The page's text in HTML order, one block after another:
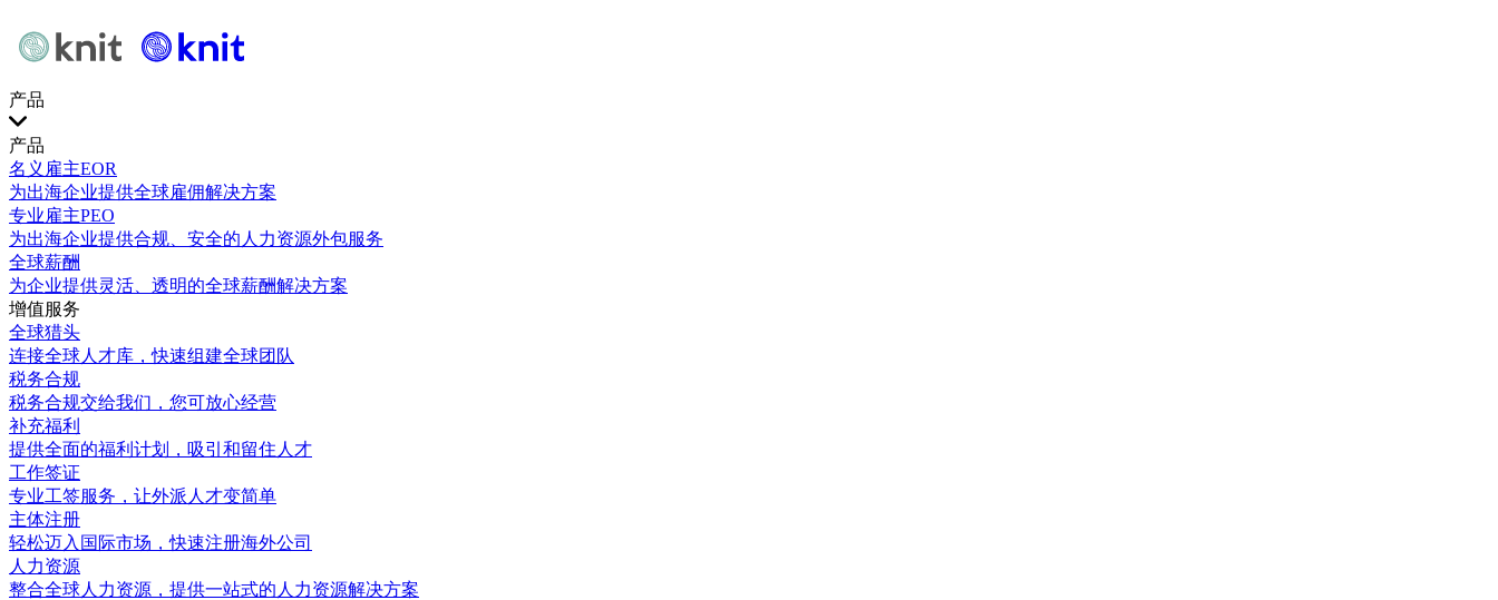
产品
产品
名义雇主EOR
为出海企业提供全球雇佣解决方案
专业雇主PEO
为出海企业提供合规、安全的人力资源外包服务
全球薪酬
为企业提供灵活、透明的全球薪酬解决方案
增值服务
全球猎头
连接全球人才库，快速组建全球团队
税务合规
税务合规交给我们，您可放心经营
补充福利
提供全面的福利计划，吸引和留住人才
工作签证
专业工签服务，让外派人才变简单
主体注册
轻松迈入国际市场，快速注册海外公司
人力资源
整合全球人力资源，提供一站式的人力资源解决方案